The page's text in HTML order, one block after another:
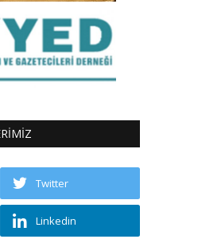
Twitter
Linkedin